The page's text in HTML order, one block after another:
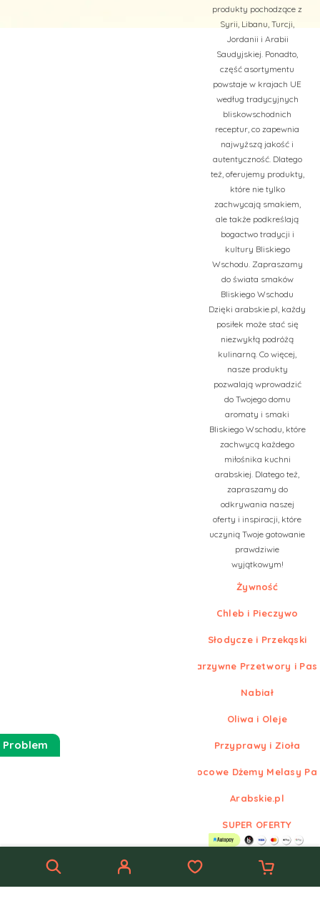
produkty pochodzące z
Syrii, Libanu, Turcji,
Jordanii i Arabii
Saudyjskiej. Ponadto,
część asortymentu
powstaje w krajach UE
według tradycyjnych
bliskowschodnich
receptur, co zapewnia
najwyższą jakość i
autentyczność. Dlatego
też, oferujemy produkty,
które nie tylko
zachwycają smakiem,
ale także podkreślają
bogactwo tradycji i
kultury Bliskiego
Wschodu. Zapraszamy
do świata smaków
Bliskiego Wschodu
Dzięki arabskie.pl, każdy
posiłek może stać się
niezwykłą podróżą
kulinarną. Co więcej,
nasze produkty
pozwalają wprowadzić
do Twojego domu
aromaty i smaki
Bliskiego Wschodu, które
zachwycą każdego
miłośnika kuchni
arabskiej. Dlatego też,
zapraszamy do
odkrywania naszej
oferty i inspiracji, które
uczynią Twoje gotowanie
prawdziwie
wyjątkowym!
Żywność
Chleb i Pieczywo
Słodycze i Przekąski
Warzywne Przetwory i
Nabiał
Oliwa i Oleje
Przyprawy i Zioła
Owocowe Dżemy Melasy
Arabskie.pl
SUPER OFERTY
Arabskie.pl
Problem